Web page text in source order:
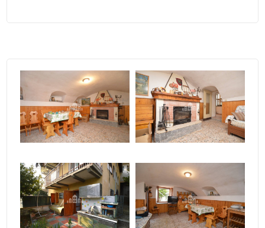
Qualsiasi
1
2